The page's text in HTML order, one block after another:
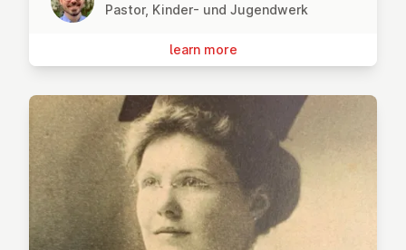
Pastor, Kinder- und Jugendwerk
learn more